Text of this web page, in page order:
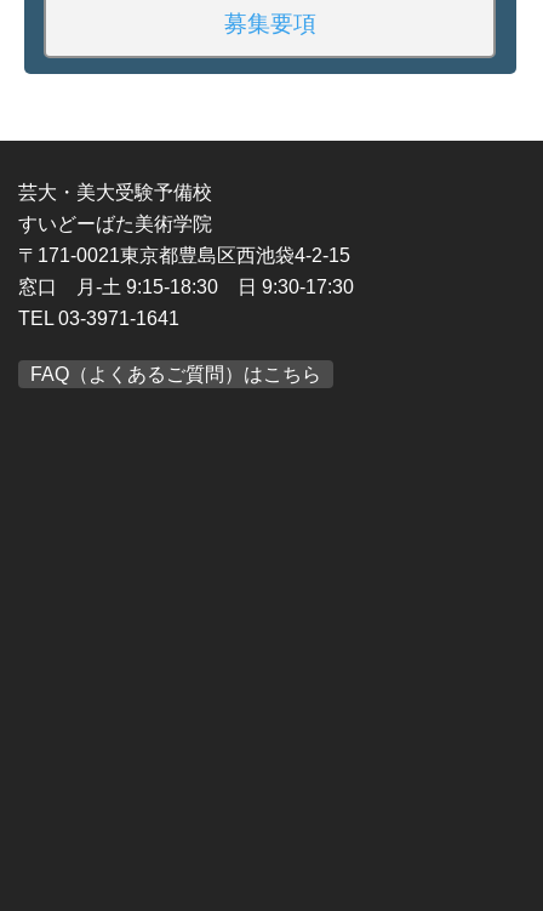
募集要項
芸大・美大受験予備校
すいどーばた美術学院
〒171-0021東京都豊島区西池袋4-2-15
窓口 月-土 9:15-18:30 日 9:30-17:30
TEL 03-3971-1641
FAQ（よくあるご質問）はこちら